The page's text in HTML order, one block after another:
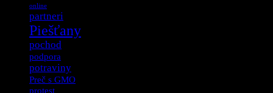
online
partneri
Piešťany
pochod
podpora
potraviny
Preč s GMO
protest